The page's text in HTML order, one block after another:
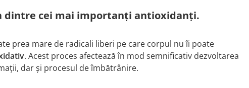
dintre cei mai importanți antioxidanți.
prea mare de radicali liberi pe care corpul nu îi poate
. Acest proces afectează în mod semnificativ dezvoltarea
dar și procesul de îmbătrânire.